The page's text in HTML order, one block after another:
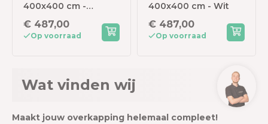
400x400 cm -
Antraciet
€ 487,00
Op voorraad
400x400 cm - Wit
€ 487,00
Op voorraad
Wat vinden wij
Maakt jouw overkapping helemaal compleet!